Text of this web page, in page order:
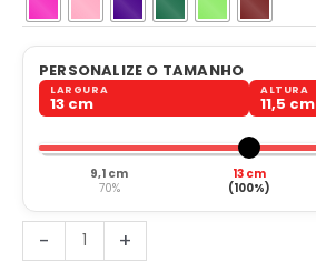
PERSONALIZE O TAMANHO
LARGURA
13 cm
ALTURA
11,5 cm
9,1 cm
70%
13 cm
(100%)
-
Faço
+